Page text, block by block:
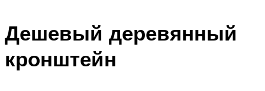
Дешевый деревянный
кронштейн